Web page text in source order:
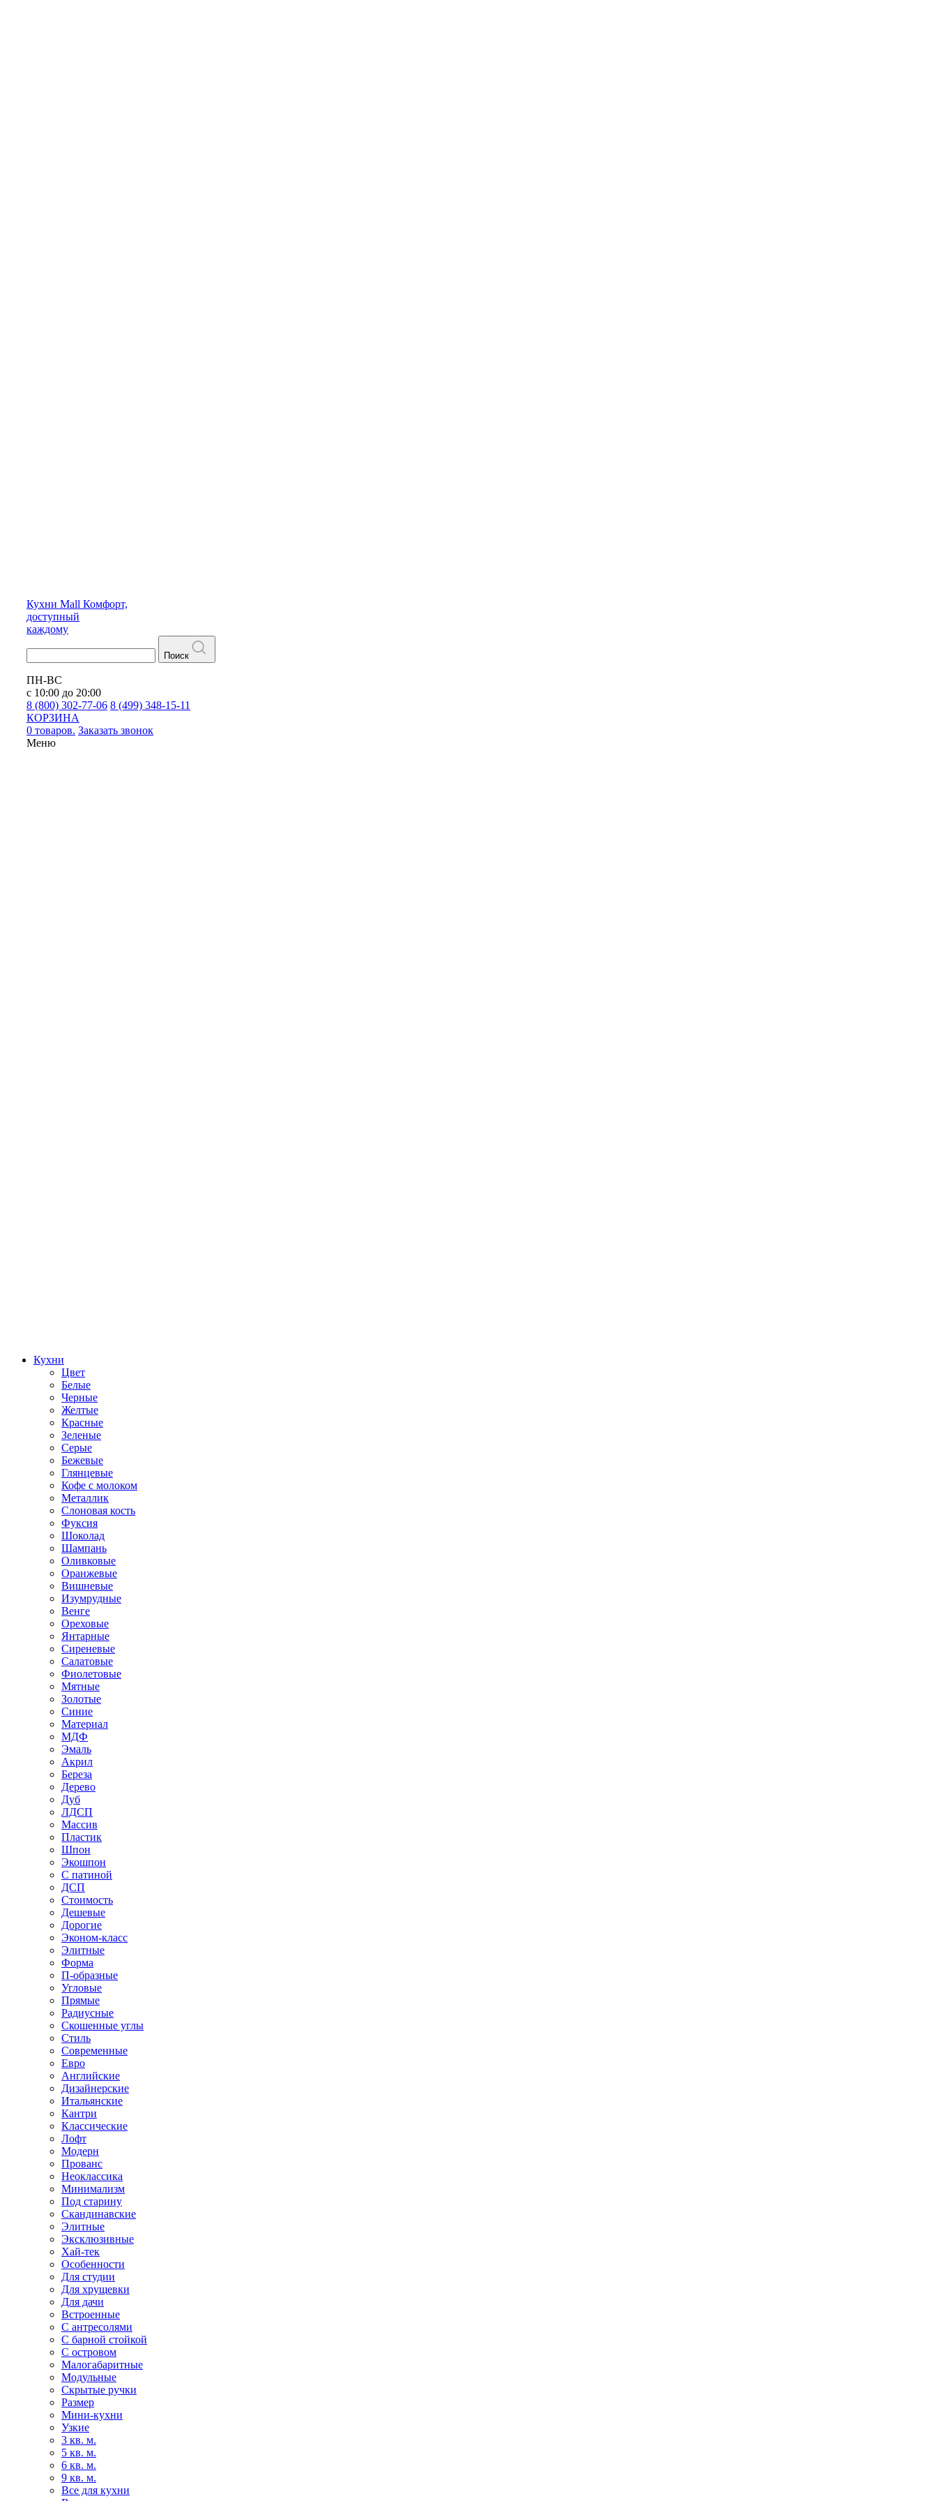
Кухни Mall Комфорт,
доступный
каждому
Поиск
ПН-ВС
с 10:00 до 20:00
8 (800) 302-77-06 8 (499) 348-15-11
КОРЗИНА
0 товаров. Заказать звонок
Меню
Кухни
Цвет
Белые
Черные
Желтые
Красные
Зеленые
Серые
Бежевые
Глянцевые
Кофе с молоком
Металлик
Слоновая кость
Фуксия
Шоколад
Шампань
Оливковые
Оранжевые
Вишневые
Изумрудные
Венге
Ореховые
Янтарные
Сиреневые
Салатовые
Фиолетовые
Мятные
Золотые
Синие
Материал
МДФ
Эмаль
Акрил
Береза
Дерево
Дуб
ЛДСП
Массив
Пластик
Шпон
Экошпон
С патиной
ДСП
Стоимость
Дешевые
Дорогие
Эконом-класс
Элитные
Форма
П-образные
Угловые
Прямые
Радиусные
Скошенные углы
Стиль
Современные
Евро
Английские
Дизайнерские
Итальянские
Кантри
Классические
Лофт
Модерн
Прованс
Неоклассика
Минимализм
Под старину
Скандинавские
Элитные
Эксклюзивные
Хай-тек
Особенности
Для студии
Для хрущевки
Для дачи
Встроенные
С антресолями
С барной стойкой
С островом
Малогабаритные
Модульные
Скрытые ручки
Размер
Мини-кухни
Узкие
3 кв. м.
5 кв. м.
6 кв. м.
9 кв. м.
Все для кухни